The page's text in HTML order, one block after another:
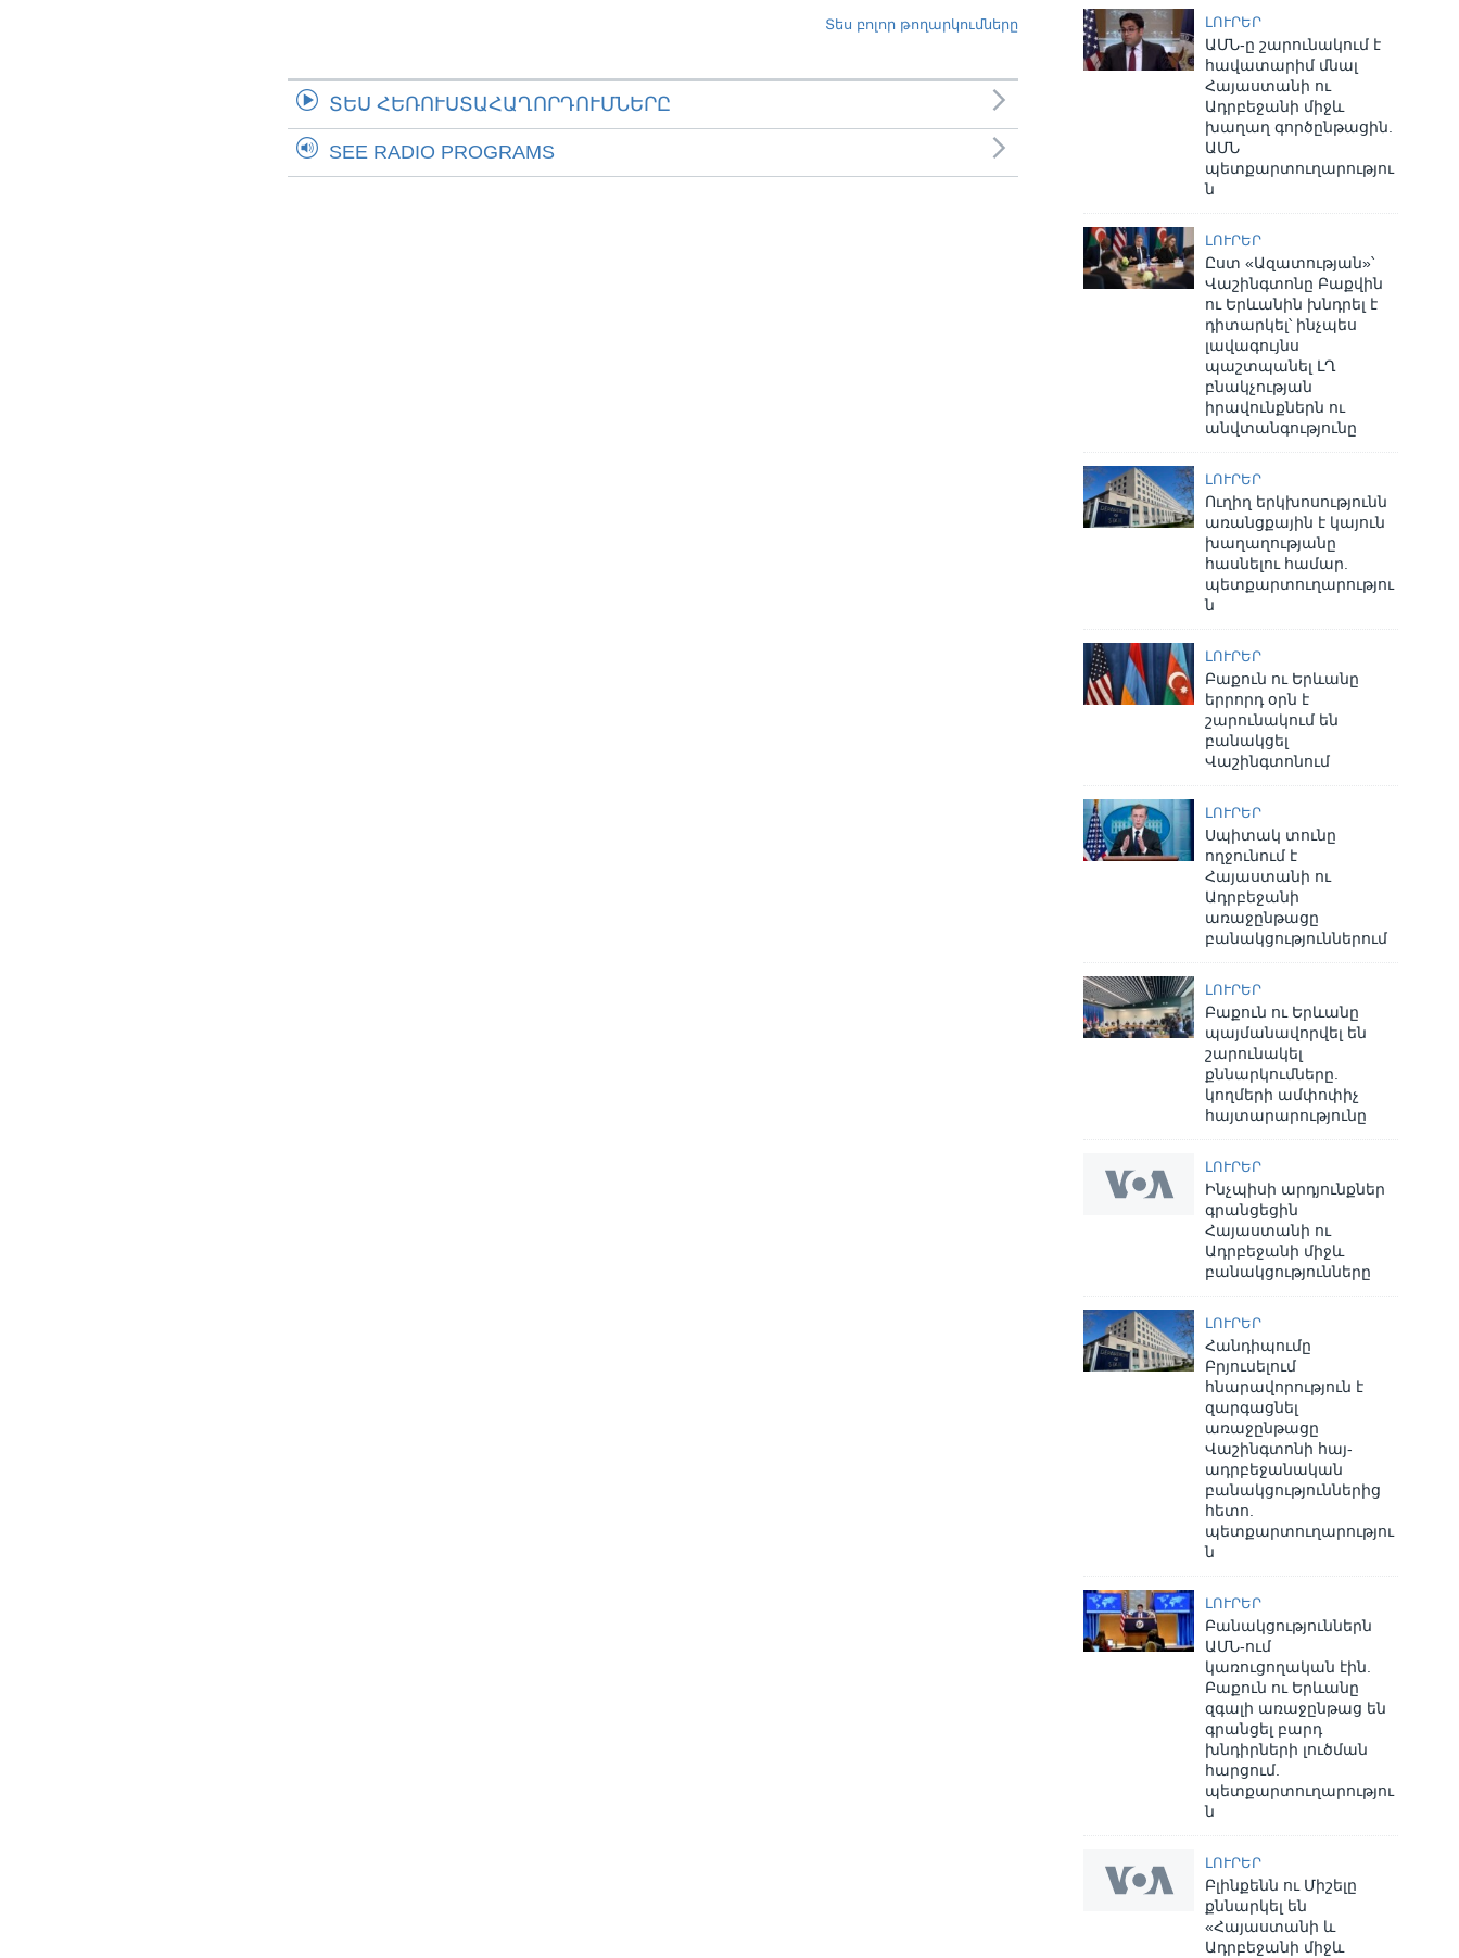
ԼՈՒՐԵՐ
ԱՄՆ-ը շարունակում է
հավատարիմ մնալ
Հայաստանի ու
Ադրբեջանի միջև
խաղաղ գործընթացին.
ԱՄՆ
պետքարտուղարությու
ն
ԼՈՒՐԵՐ
Ըստ «Ազատության»՝
Վաշինգտոնը Բաքվին
ու Երևանին խնդրել է
դիտարկել՝ ինչպես
լավագույնս
պաշտպանել ԼՂ
բնակչության
իրավունքներն ու
անվտանգությունը
ԼՈՒՐԵՐ
Ուղիղ երկխոսությունն
առանցքային է կայուն
խաղաղությանը
հասնելու համար.
պետքարտուղարությու
ն
ԼՈՒՐԵՐ
Բաքուն ու Երևանը
երրորդ օրն է
շարունակում են
բանակցել
Վաշինգտոնում
ԼՈՒՐԵՐ
Սպիտակ տունը
ողջունում է
Հայաստանի ու
Ադրբեջանի
առաջընթացը
բանակցություններում
ԼՈՒՐԵՐ
Բաքուն ու Երևանը
պայմանավորվել են
շարունակել
քննարկումները.
կողմերի ամփոփիչ
հայտարարությունը
ԼՈՒՐԵՐ
Ինչպիսի արդյունքներ
գրանցեցին
Հայաստանի ու
Ադրբեջանի միջև
բանակցությունները
ԼՈՒՐԵՐ
Հանդիպումը
Բրյուսելում
հնարավորություն է
զարգացնել
առաջընթացը
Վաշինգտոնի հայ-
ադրբեջանական
բանակցություններից
հետո.
պետքարտուղարությու
ն
ԼՈՒՐԵՐ
Բանակցություններն
ԱՄՆ-ում
կառուցողական էին.
Բաքուն ու Երևանը
զգալի առաջընթաց են
գրանցել բարդ
խնդիրների լուծման
հարցում.
պետքարտուղարությու
ն
ԼՈՒՐԵՐ
Բլինքենն ու Միշելը
քննարկել են
«Հայաստանի և
Ադրբեջանի միջև
Տես բոլոր թողարկումները
ՏԵՍ ՀԵՌՈՒՍՏԱՀԱՂՈՐԴՈՒՄՆԵՐԸ
SEE RADIO PROGRAMS